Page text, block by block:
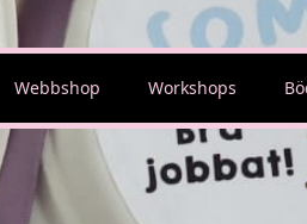
Webbshop Workshops